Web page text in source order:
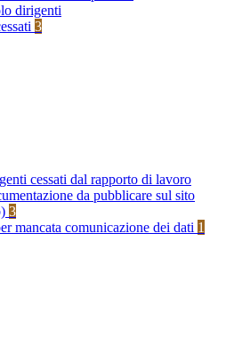
dirigenti
3
cessati dal rapporto di lavoro
da pubblicare sul sito
3
mancata comunicazione dei dati 1